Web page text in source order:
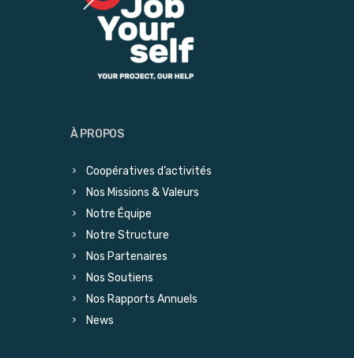
À PROPOS
Coopératives d’activités
Nos Missions & Valeurs
Notre Équipe
Notre Structure
Nos Partenaires
Nos Soutiens
Nos Rapports Annuels
News